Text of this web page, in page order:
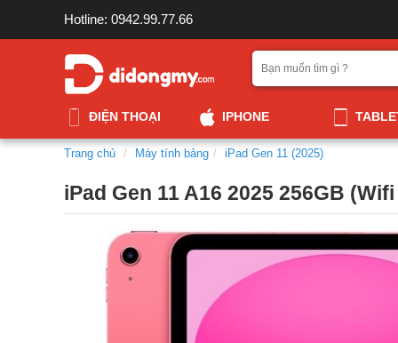
Hotline: 0942.99.77.66
ĐIỆN THOẠI IPHONE
Trang chủ Máy tính bảng iPad Gen 11 (2025)
iPad Gen 11 A16 2025 256GB (Wifi